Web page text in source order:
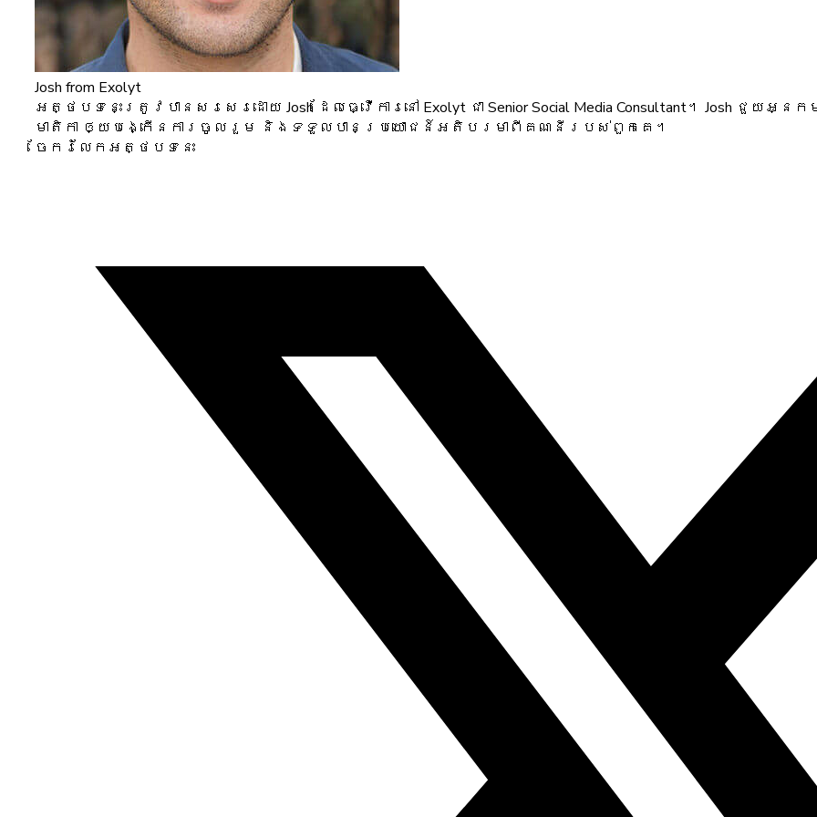
Josh from Exolyt
អត្ថបទនេះត្រូវបានសរសេរដោយ Josh ដែលធ្វើការនៅ Exolyt ជា Senior Social Media Consultant។
មាតិកា ឲ្យបង្កើនការចូលរួម និងទទួលបានប្រយោជន៍អតិបរមាពីគណនីរបស់ពួកគេ។
ចែករំលែកអត្ថបទនេះ